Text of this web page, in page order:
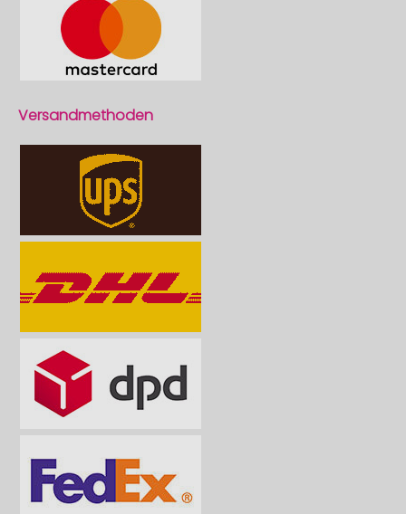
Versandmethoden